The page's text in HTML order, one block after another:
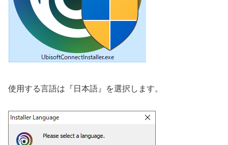
使用する言語は『日本語』を選択します。